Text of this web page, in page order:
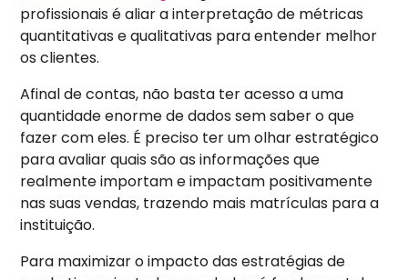
profissionais é aliar a interpretação de métricas
quantitativas e qualitativas para entender melhor
os clientes.
Afinal de contas, não basta ter acesso a uma
quantidade enorme de dados sem saber o que
fazer com eles. É preciso ter um olhar estratégico
para avaliar quais são as informações que
realmente importam e impactam positivamente
nas suas vendas, trazendo mais matrículas para a
instituição.
Para maximizar o impacto das estratégias de